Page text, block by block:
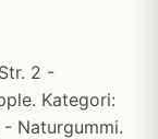
2 -
Kategori:
Naturgummi.